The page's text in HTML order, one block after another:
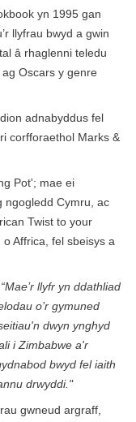
yn 1995 gan
llyfrau bwyd a gwin
â rhaglenni teledu
Oscars y genre
adnabyddus fel
corfforaethol Marks &
Pot'; mae ei
ngogledd Cymru, ac
Twist to your
Affrica, fel sbeisys a
“Mae’r llyfr yn ddathliad
o’r gymuned
dwyn ynghyd
i Zimbabwe a'r
bwyd fel iaith
drwyddi."
gwneud argraff,